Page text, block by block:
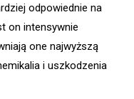
odpowiednie na
on intensywnie
one najwyższą
i uszkodzenia